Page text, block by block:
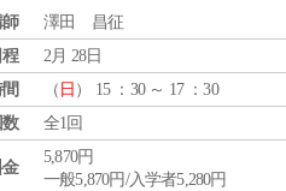
澤田 昌征
程
2月 28日
（ 日 ） 15 ：30 ～ 17 ：30
数
全1回
5,870円
一般5,870円/入学者5,280円